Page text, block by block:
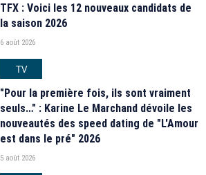
TFX : Voici les 12 nouveaux candidats de
la saison 2026
6 août 2026
TV
"Pour la première fois, ils sont vraiment
seuls…" : Karine Le Marchand dévoile les
nouveautés des speed dating de "L'Amour
est dans le pré" 2026
5 août 2026